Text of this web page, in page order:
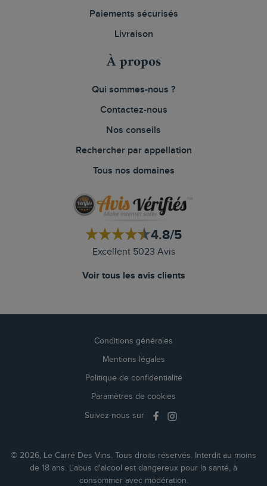
Paiements sécurisés
Livraison
À propos
Qui sommes-nous ?
Contactez-nous
Nos conseils
Rechercher par appellation
Tous nos domaines
4.8/5
Excellent 5023 Avis
Voir tous les avis clients
Conditions générales
Mentions légales
Politique de confidentialité
Paramètres de cookies
Suivez-nous sur
© 2026, Le Carré Des Vins. Tous droits réservés. Interdit au moins
de 18 ans. L'abus d'alcool est dangereux pour la santé, à
consommer avec modération.